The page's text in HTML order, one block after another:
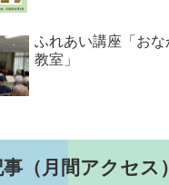
ふれあい講座「おな
教室」
事（月間アクセス）